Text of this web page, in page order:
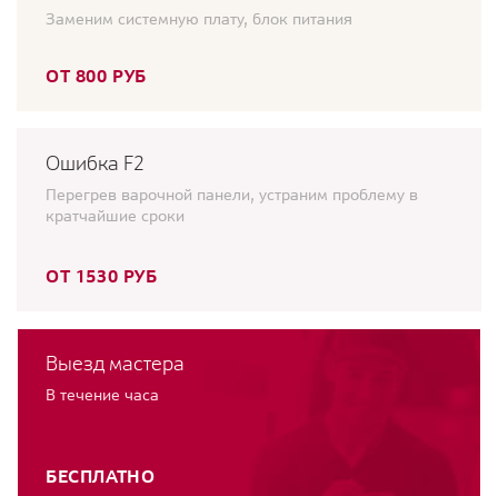
Заменим системную плату, блок питания
ОТ 800 РУБ
Ошибка F2
Перегрев варочной панели, устраним проблему в
кратчайшие сроки
ОТ 1530 РУБ
Выезд мастера
В течение часа
БЕСПЛАТНО